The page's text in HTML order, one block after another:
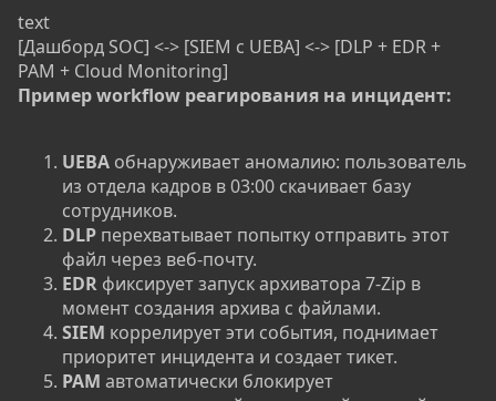
text
[Дашборд SOC] <-> [SIEM с UEBA] <-> [DLP + EDR +
PAM + Cloud Monitoring]
Пример workflow реагирования на инцидент:
UEBA обнаруживает аномалию: пользователь
из отдела кадров в 03:00 скачивает базу
сотрудников.
DLP перехватывает попытку отправить этот
файл через веб-почту.
EDR фиксирует запуск архиватора 7-Zip в
момент создания архива с файлами.
SIEM коррелирует эти события, поднимает
приоритет инцидента и создает тикет.
PAM автоматически блокирует